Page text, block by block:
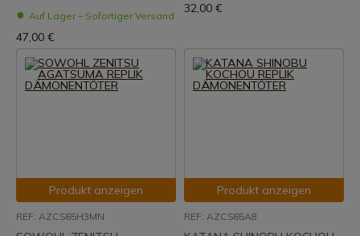
Auf Lager – Sofortiger Versand
47,00 €
32,00 €
Produkt anzeigen
REF: AZCS65H3MN
Produkt anzeigen
REF: AZCS65A8